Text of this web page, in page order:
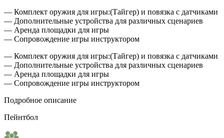
— Комплект оружия для игры:(Тайгер) и повязка с датчиками
— Дополнительные устройства для различных сценариев
— Аренда площадки для игры
— Сопровождение игры инструктором
— Комплект оружия для игры:(Тайгер) и повязка с датчиками
— Дополнительные устройства для различных сценариев
— Аренда площадки для игры
— Сопровождение игры инструктором
Подробное описание
Пейнтбол